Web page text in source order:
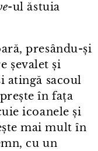
-ul ăstuia
presându-și
șevalet și
atingă sacoul
în fața
icoanele și
mai mult în
cu un